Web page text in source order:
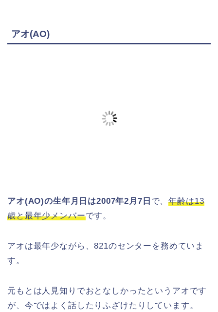
アオ(AO)
アオ(AO)の生年月日は2007年2月7日 で、年齢は13
歳と最年少メンバーです。
アオは最年少ながら、821のセンターを務めていま
す。
元もとは人見知りでおとなしかったというアオです
が、今ではよく話したりふざけたりしています。